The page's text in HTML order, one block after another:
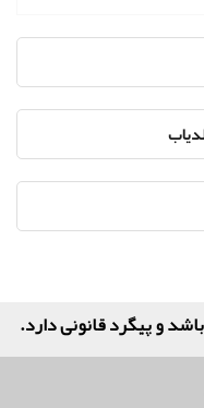
و پیگرد قانونی دارد.